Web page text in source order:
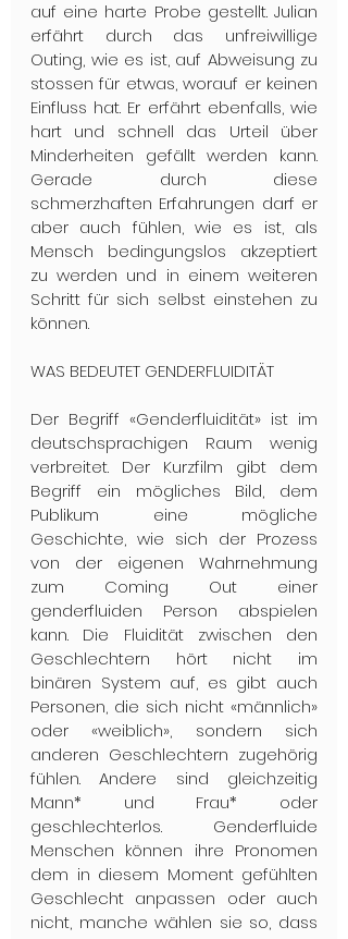
auf eine harte Probe gestellt. Julian
erfährt durch das unfreiwillige
Outing, wie es ist, auf Abweisung zu
stossen für etwas, worauf er keinen
Einfluss hat. Er erfährt ebenfalls, wie
hart und schnell das Urteil über
Minderheiten gefällt werden kann.
Gerade durch diese
schmerzhaften Erfahrungen darf er
aber auch fühlen, wie es ist, als
Mensch bedingungslos akzeptiert
zu werden und in einem weiteren
Schritt für sich selbst einstehen zu
können.
WAS BEDEUTET GENDERFLUIDITÄT
Der Begriff «Genderfluidität» ist im
deutschsprachigen Raum wenig
verbreitet. Der Kurzfilm gibt dem
Begriff ein mögliches Bild, dem
Publikum eine mögliche
Geschichte, wie sich der Prozess
von der eigenen Wahrnehmung
zum Coming Out einer
genderfluiden Person abspielen
kann. Die Fluidität zwischen den
Geschlechtern hört nicht im
binären System auf, es gibt auch
Personen, die sich nicht «männlich»
oder «weiblich», sondern sich
anderen Geschlechtern zugehörig
fühlen. Andere sind gleichzeitig
Mann* und Frau* oder
geschlechterlos. Genderfluide
Menschen können ihre Pronomen
dem in diesem Moment gefühlten
Geschlecht anpassen oder auch
nicht, manche wählen sie so, dass